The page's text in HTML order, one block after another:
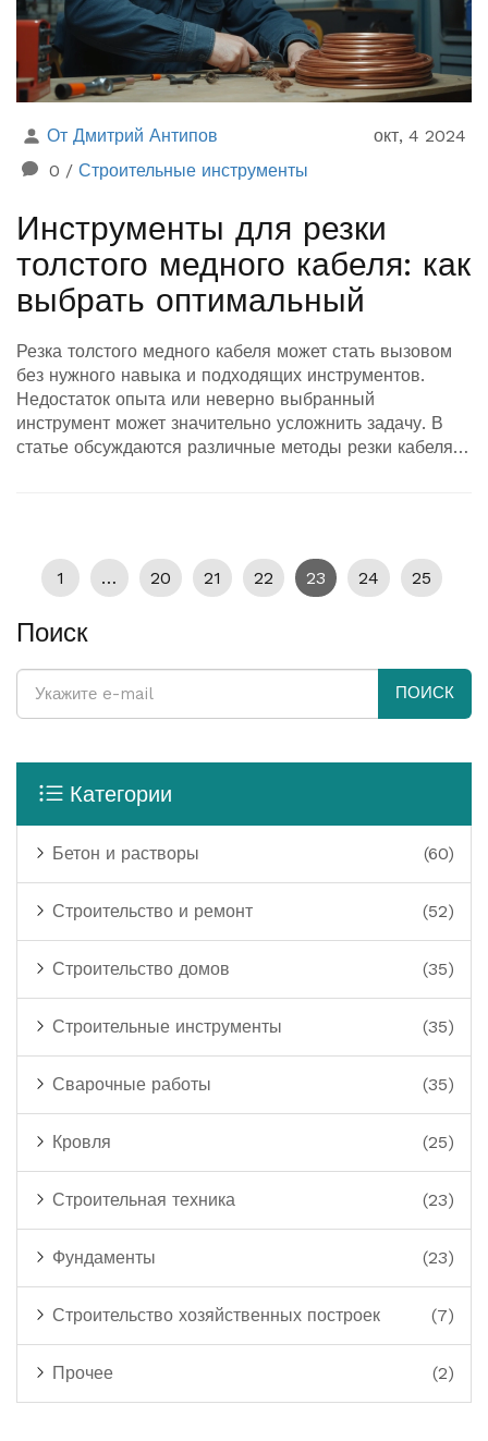
От Дмитрий Антипов
окт, 4 2024
0 / Строительные инструменты
Инструменты для резки
толстого медного кабеля: как
выбрать оптимальный
Резка толстого медного кабеля может стать вызовом
без нужного навыка и подходящих инструментов.
Недостаток опыта или неверно выбранный
инструмент может значительно усложнить задачу. В
статье обсуждаются различные методы резки кабеля,
профессионалов.
1 … 20 21 22 23 24 25
Поиск
ПОИСК
Категории
Бетон и растворы (60)
Строительство и ремонт (52)
Строительство домов (35)
Строительные инструменты (35)
Сварочные работы (35)
Кровля (25)
Строительная техника (23)
Фундаменты (23)
Строительство хозяйственных построек (7)
Прочее (2)